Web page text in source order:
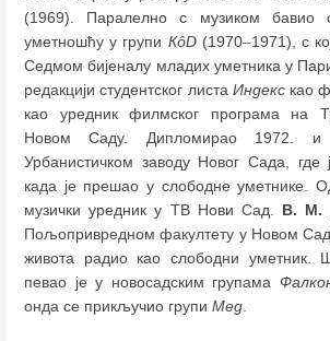
(1969). Паралелно с музиком бавио
уметношћу у групи КôD(1970–1971), с
Седмом бијеналу младих уметника у
редакцији студентског листа Индекскао
као уредник филмског програма на
Новом Саду. Дипломирао 1972.
Урбанистичком заводу Новог Сада,
када је прешао у слободне уметнике.
музички уредник у ТВ Нови Сад. В. М.
Пољопривредном факултету у Новом
живота радио као слободни уметник.
певао је у новосадским групама
онда се прикључио групи Мед.